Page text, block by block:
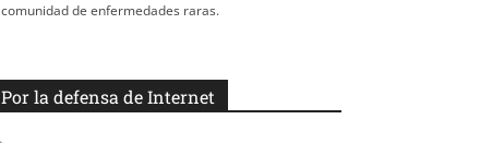
comunidad de enfermedades raras.
Por la defensa de Internet